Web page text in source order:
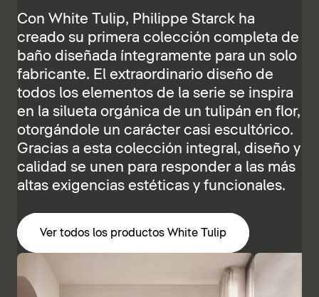
Con White Tulip, Philippe Starck ha
creado su primera colección completa de
baño diseñada íntegramente para un solo
fabricante. El extraordinario diseño de
todos los elementos de la serie se inspira
en la silueta orgánica de un tulipán en flor,
otorgándole un carácter casi escultórico.
Gracias a esta colección integral, diseño y
calidad se unen para responder a las más
altas exigencias estéticas y funcionales.
Ver todos los productos White Tulip